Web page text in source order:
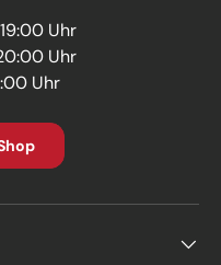
Uhr
Uhr
Uhr